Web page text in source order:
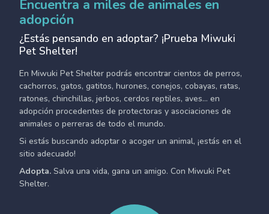
Encuentra a miles de animales en
adopción
¿Estás pensando en adoptar? ¡Prueba Miwuki
Pet Shelter!
En Miwuki Pet Shelter podrás encontrar cientos de perros,
cachorros, gatos, gatitos, hurones, conejos, cobayas, ratas,
ratones, chinchillas, jerbos, cerdos reptiles, aves... en
adopción procedentes de protectoras y asociaciones de
animales o perreras de todo el mundo.
Si estás buscando adoptar o acoger un animal, ¡estás en el
sitio adecuado!
Adopta. Salva una vida, gana un amigo. Con Miwuki Pet
Shelter.